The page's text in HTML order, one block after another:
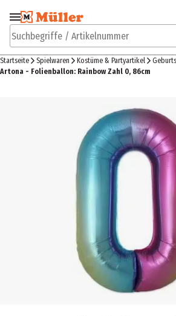
Zur Navigation
springen
Zum
Suchbegriffe / Artikelnummer
Startseite Spielwaren Kostüme & Partyartikel
Artona - Folienballon: Rainbow Zahl 0, 86cm